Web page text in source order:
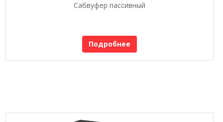
Сабвуфер пассивный
Подробнее